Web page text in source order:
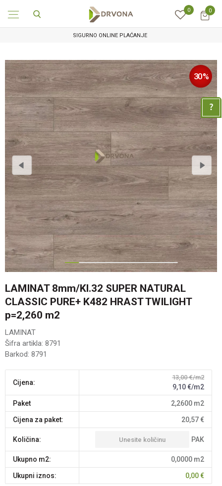
0 0
SIGURNO ONLINE PLAĆANJE
2 3 4 5 6 7
30%
LAMINAT 8mm/Kl.32 SUPER NATURAL
CLASSIC PURE+ K482 HRAST TWILIGHT
p=2,260 m2
LAMINAT
Šifra artikla: 8791
Barkod: 8791
Cijena:
13,00 €/m2
9,10€/m2
paket 2,2600 m2
Cijena za paket: 20,57€
Količina: PAK
Ukupno m2: 0,0000 m2
Ukupni iznos: 0,00€